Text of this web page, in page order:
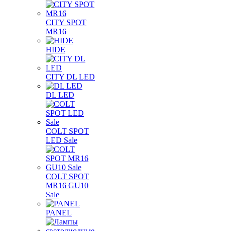
CITY SPOT
MR16
HIDE
CITY DL LED
DL LED
COLT SPOT
LED Sale
COLT SPOT
MR16 GU10
Sale
PANEL